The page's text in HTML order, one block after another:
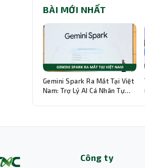
BÀI MỚI NHẤT
Gemini Spark Ra Mắt Tại Việt
Nam: Trợ Lý AI Cá Nhân Tự
Công ty